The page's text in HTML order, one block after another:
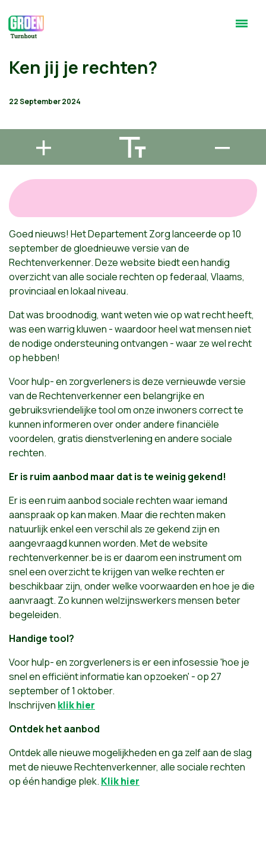
Ken jij je rechten?
22 September 2024
Goed nieuws! Het Departement Zorg lanceerde op 10
september de gloednieuwe versie van de
Rechtenverkenner. Deze website biedt een handig
overzicht van alle sociale rechten op federaal, Vlaams,
provinciaal en lokaal niveau.
Dat was broodnodig, want weten wie op wat recht heeft,
was een warrig kluwen - waardoor heel wat mensen niet
de nodige ondersteuning ontvangen - waar ze wel recht
op hebben!
Voor hulp- en zorgverleners is deze vernieuwde versie
van de Rechtenverkenner een belangrijke en
gebruiksvriendelijke tool om onze inwoners correct te
kunnen informeren over onder andere financiële
voordelen, gratis dienstverlening en andere sociale
rechten.
Er is ruim aanbod maar dat is te weinig gekend!
Er is een ruim aanbod sociale rechten waar iemand
aanspraak op kan maken. Maar die rechten maken
natuurlijk enkel een verschil als ze gekend zijn en
aangevraagd kunnen worden. Met de website
rechtenverkenner.be is er daarom een instrument om
snel een overzicht te krijgen van welke rechten er
beschikbaar zijn, onder welke voorwaarden en hoe je die
aanvraagt. Zo kunnen welzijnswerkers mensen beter
begeleiden.
Handige tool?
Voor hulp- en zorgverleners is er een infosessie 'hoe je
snel en efficiënt informatie kan opzoeken' - op 27
september of 1 oktober.
Inschrijven klik hier
Ontdek het aanbod
Ontdek alle nieuwe mogelijkheden en ga zelf aan de slag
met de nieuwe Rechtenverkenner, alle sociale rechten
op één handige plek. Klik hier